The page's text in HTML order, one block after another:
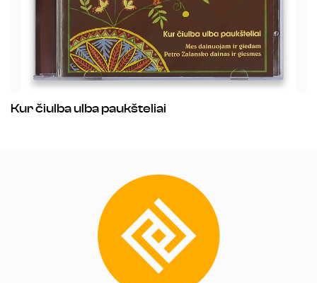
Kur čiulba ulba paukšteliai